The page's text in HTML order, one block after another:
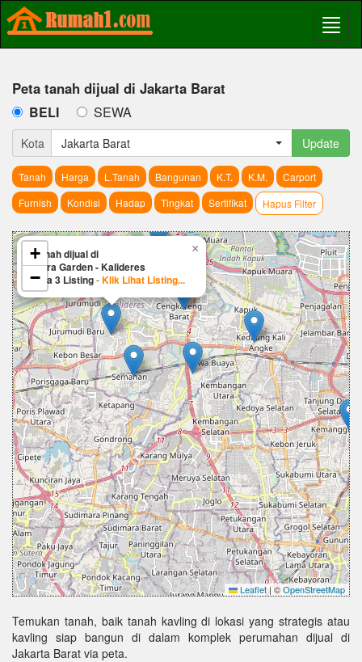
Peta tanah dijual di Jakarta Barat
BELI SEWA
Kota Jakarta Barat Update
Tanah Harga L.Tanah Bangunan K.T. K.M.
Carport
Furnish
Kondisi Hadap Tingkat Sertifikat Hapus Filter
Tanah dijual di
Citra Garden - Kalideres
Ada 3 Listing-Klik Lihat Listing...
×
+
−
Leaflet |©OpenStreetMap
Temukan tanah, baik tanah kavling di lokasi yang strategis atau
kavling siap bangun di dalam komplek perumahan dijual di
Jakarta Barat via peta.